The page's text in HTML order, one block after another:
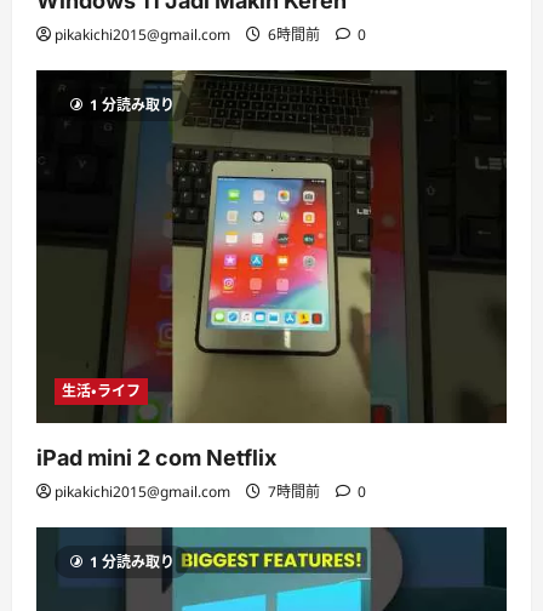
pikakichi2015@gmail.com 6時間前 0
1 分読み取り
生活・ライフ
iPad mini 2 com Netflix
pikakichi2015@gmail.com 7時間前 0
1 分読み取り